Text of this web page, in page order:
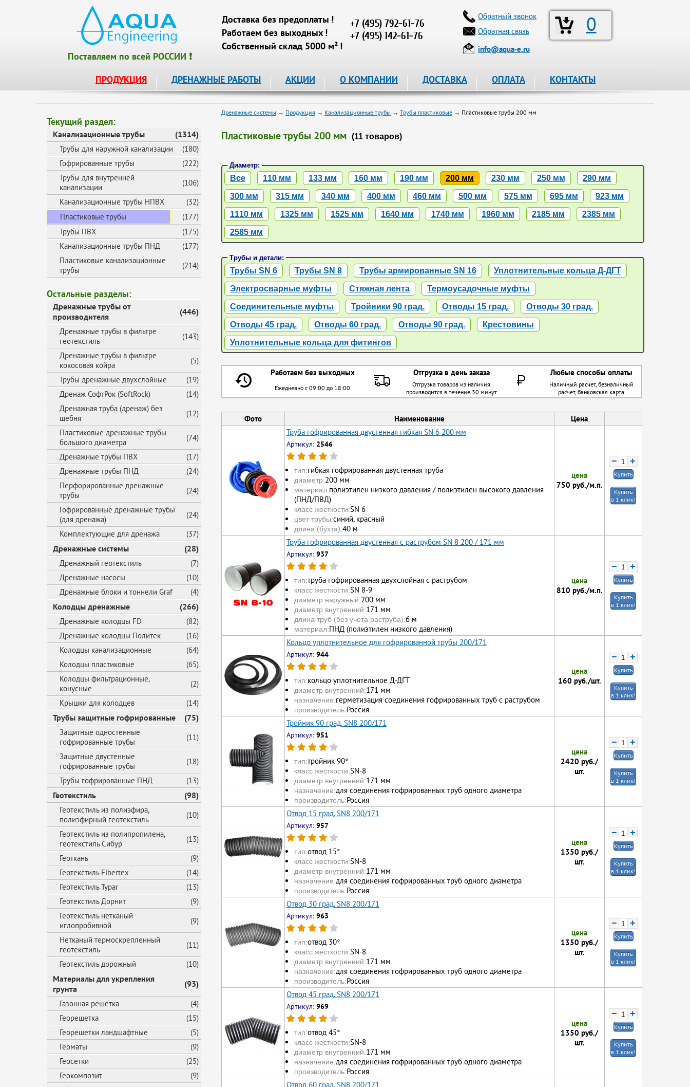
Поставляем по всей РОССИИ ❗
Доставка без предоплаты !
Работаем без выходных !
Собственный склад 5000 м² !
+7 (495) 792-61-76
+7 (495) 142-61-76
0
Обратный звонок
Обратная связь
info@aqua-e.ru
ПРОДУКЦИЯ ДРЕНАЖНЫЕ РАБОТЫ АКЦИИ О КОМПАНИИ ДОСТАВКА ОПЛАТА КОНТАКТЫ
Текущий раздел:
Канализационные трубы (1314)
Трубы для наружной канализации
(180)
Гофрированные трубы
(222)
Трубы для внутренней
канализации
(106)
Канализационные трубы НПВХ
(32)
Пластиковые трубы
(177)
Трубы ПВХ
(175)
Канализационные трубы ПНД
(177)
Пластиковые канализационные
трубы
(214)
Остальные разделы:
Дренажные трубы от
производителя
(446)
Дренажные трубы в фильтре
геотекстиль
(143)
Дренажные трубы в фильтре
кокосовая койра
(5)
Трубы дренажные двухслойные
(19)
Дренаж СофтРок (SoftRock)
(14)
Дренажная труба (дренаж) без
щебня
(12)
Пластиковые дренажные трубы
большого диаметра
(74)
Дренажные трубы ПВХ
(17)
Дренажные трубы ПНД
(24)
Перфорированные дренажные
трубы
(24)
Гофрированные дренажные трубы
(для дренажа)
(24)
Комплектующие для дренажа
(37)
Дренажные системы (28)
Дренажный геотекстиль
(7)
Дренажные насосы
(10)
Дренажные блоки и тоннели Graf
(4)
Колодцы дренажные (266)
Дренажные колодцы FD
(82)
Дренажные колодцы Политек
(16)
Колодцы канализационные
(64)
Колодцы пластиковые
(65)
Колодцы фильтрационные,
конусные
(2)
Крышки для колодцев
(14)
Трубы защитные гофрированные (75)
Защитные одностенные
гофрированные трубы
(11)
Защитные двустенные
гофрированные трубы
(18)
Трубы гофрированные ПНД
(13)
Геотекстиль (98)
Геотекстиль из полиэфира,
полиэфирный геотекстиль
(10)
Геотекстиль из полипропилена,
геотекстиль Сибур
(13)
Геоткань
(9)
Геотекстиль Fibertex
(14)
Геотекстиль Typar
(13)
Геотекстиль Дорнит
(9)
Геотекстиль нетканый
иглопробивной
(9)
Нетканый термоскрепленный
геотекстиль
(11)
Геотекстиль дорожный
(10)
Материалы для укрепления
грунта
(93)
Газонная решетка
(4)
Георешетка
(15)
Георешетки ландшафтные
(5)
Геоматы
(9)
Геосетки
(25)
Геокомпозит
(9)
Дренажные системы → Продукция → Канализационные трубы → Трубы пластиковые → Пластиковые трубы 200 мм
Пластиковые трубы 200 мм (11 товаров)
Диаметр:
Все 110 мм 133 мм 160 мм 190 мм 200 мм 230 мм 250 мм 290 мм
300 мм 315 мм 340 мм 400 мм 460 мм 500 мм 575 мм 695 мм 923 мм
1110 мм 1325 мм 1525 мм 1640 мм 1740 мм 1960 мм 2185 мм 2385 мм
2585 мм
Трубы и детали:
Трубы SN 6 Трубы SN 8 Трубы армированные SN 16 Уплотнительные кольца Д-ДГТ
Электросварные муфты Стяжная лента Термоусадочные муфты
Соединительные муфты Тройники 90 град. Отводы 15 град. Отводы 30 град.
Отводы 45 град. Отводы 60 град. Отводы 90 град. Крестовины
Уплотнительные кольца для фитингов
Работаем без выходных Отгрузка в день заказа Любые способы оплаты
Ежедневно с 09:00 до 18:00
Отгрузка товаров из наличия
производится в течение 30 минут
Наличный расчет, безналичный
расчет, банковская карта
Фото Наименование
Цена
Труба гофрированная двустенная гибкая SN 6 200 мм
Артикул: 2546
тип:гибкая гофрированная двустенная труба
диаметр:200 мм
материал:полиэтилен низкого давления / полиэтилен высокого давления
(ПНД/ПВД)
класс жесткости:SN 6
цвет трубы:синий, красный
длина (бухта):40 м
цена
750 руб./м.п.
− +
Купить
Купить
в 1 клик!
Труба гофрированная двустенная с раструбом SN 8 200 / 171 мм
Артикул: 937
тип:труба гофрированная двухслойная с раструбом
класс жесткости:SN 8-9
диаметр наружный:200 мм
диаметр внутренний:171 мм
длина труб (без учета раструба):6 м
материал:ПНД (полиэтилен низкого давления)
цена
810 руб./м.п.
− +
Купить
Купить
в 1 клик!
Кольцо уплотнительное для гофрированной трубы 200/171
Артикул: 944
тип:кольцо уплотнительное Д-ДГТ
диаметр внутренний:171 мм
назначение:герметизация соединения гофрированных труб с раструбом
производитель:Россия
цена
160 руб./шт.
− +
Купить
Купить
в 1 клик!
Тройник 90 град. SN8 200/171
Артикул: 951
тип:тройник 90°
класс жесткости:SN-8
диаметр внутренний:171 мм
назначение:для соединения гофрированных труб одного диаметра
производитель:Россия
цена
2420 руб./
шт.
− +
Купить
Купить
в 1 клик!
Отвод 15 град. SN8 200/171
Артикул: 957
тип:отвод 15°
класс жесткости:SN-8
диаметр внутренний:171 мм
назначение:для соединения гофрированных труб одного диаметра
производитель:Россия
цена
1350 руб./
шт.
− +
Купить
Купить
в 1 клик!
Отвод 30 град. SN8 200/171
Артикул: 963
тип:отвод 30°
класс жесткости:SN-8
диаметр внутренний:171 мм
назначение:для соединения гофрированных труб одного диаметра
производитель:Россия
цена
1350 руб./
шт.
− +
Купить
Купить
в 1 клик!
Отвод 45 град. SN8 200/171
Артикул: 969
тип:отвод 45°
класс жесткости:SN-8
диаметр внутренний:171 мм
назначение:для соединения гофрированных труб одного диаметра
производитель:Россия
цена
1350 руб./
шт.
− +
Купить
Купить
в 1 клик!
Отвод 60 град. SN8 200/171